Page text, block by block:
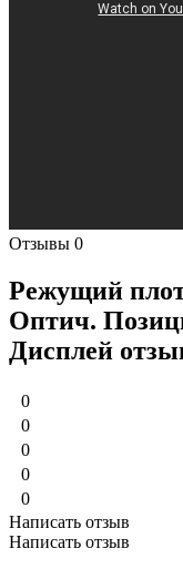
Отзывы 0
Режущий
Оптич.
Дисплей
0
0
0
0
0
Написать отзыв
Написать отзыв